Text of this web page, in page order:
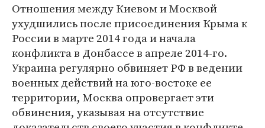
Отношения между Киевом и Москвой
ухудшились после присоединения Крыма к
России в марте 2014 года и начала
конфликта в Донбассе в апреле 2014-го.
Украина регулярно обвиняет РФ в ведении
военных действий на юго-востоке ее
территории, Москва опровергает эти
обвинения, указывая на отсутствие